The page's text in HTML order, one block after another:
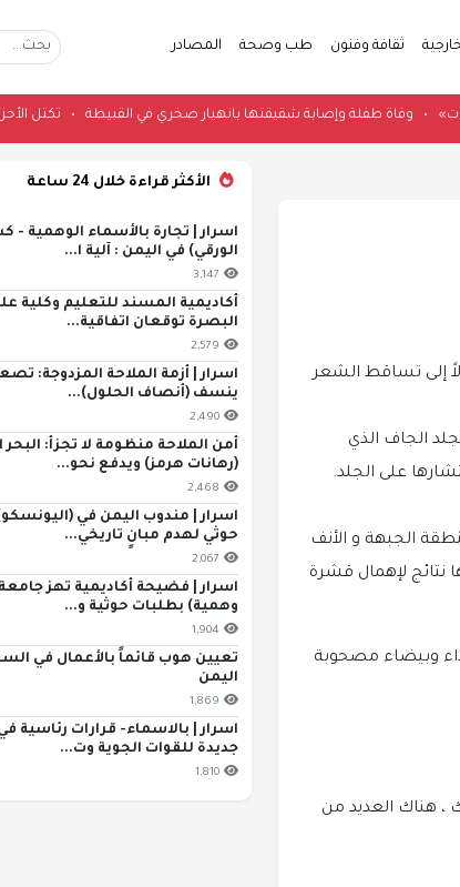
ثقافة وفنون طب وصحة المصادر
البنات»•وفاة طفلة وإصابة شقيقتها بانهيار صخري في القبيطة
إلى تساقط الشعر
الجاف الذي
على الجلد.
الجبهة و الأنف
نتائج لإهمال قشرة
وبيضاء مصحوبة
، هناك العديد من
الأكثر قراءة خلال 24 ساعة
اسرار | تجارة بالأسماء الوهمية
الورقي) في اليمن : آلية ا...
3,147
أكاديمية المسند للتعليم وكلية
البصرة توقعان اتفاقية...
2,579
اسرار | أزمة الملاحة المزدوجة:
ينسف (أنصاف الحلول)...
2,490
أمن الملاحة منظومة لا تجزأ:
(رهانات هرمز) ويدفع نحو...
2,468
اسرار | مندوب اليمن في
حوثي لهدم مبانٍ تاريخي...
2,067
اسرار | فضيحة أكاديمية تهز
وهمية) بطلبات حوثية و...
1,904
تعيين هوب قائماً بالأعمال في
اليمن
1,869
اسرار | بالاسماء- قرارات رئاسية
جديدة للقوات الجوية وت...
1,810